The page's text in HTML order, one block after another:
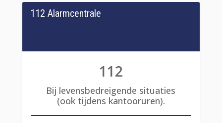
112 Alarmcentrale
112
Bij levensbedreigende situaties
(ook tijdens kantooruren).